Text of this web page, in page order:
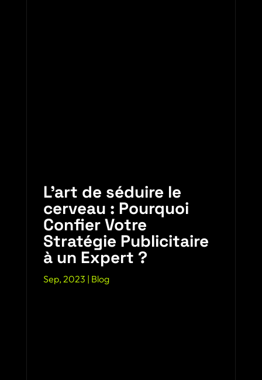
L’art de séduire le
cerveau : Pourquoi
Confier Votre
Stratégie Publicitaire
à un Expert ?
Sep, 2023 | Blog